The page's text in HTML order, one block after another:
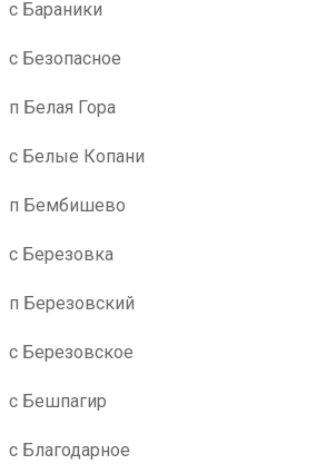
с Бараники
с Безопасное
п Белая Гора
с Белые Копани
п Бембишево
с Березовка
п Березовский
с Березовское
с Бешпагир
с Благодарное